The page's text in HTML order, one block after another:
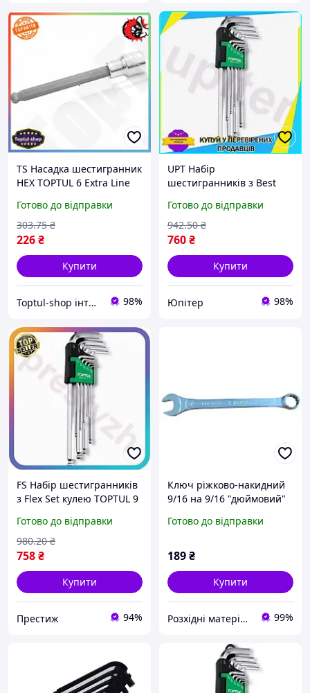
TS Насадка шестигранник
HEX TOPTUL 6 Extra Line
торцева головка для
ключа з кулею SHT55_Q
Готово до відправки
226₴
303.75 ₴
Купити
Toptul-shop інтернет магазин 98%
UPT Набір
шестигранників з Best
дюймові ключі для
роботи з кріпленням та
гвинтами UPT66-B
Готово до відправки
760₴
942.50 ₴
Купити
Юпітер 98%
FS Набір шестигранників
з Flex Set кулею TOPTUL 9
роботи з кріпленням та
гвинтами SET18-F
Готово до відправки
758₴
980.20 ₴
Купити
Престиж 94%
Ключ ріжково-накидний
9/16 на 9/16 "дюймовий"
Готово до відправки
189₴
Купити
Розхідні матеріали 99%